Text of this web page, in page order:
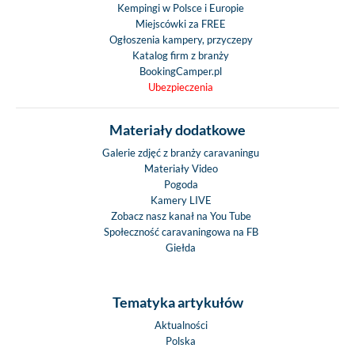
Kempingi w Polsce i Europie
Miejscówki za FREE
Ogłoszenia kampery, przyczepy
Katalog firm z branży
BookingCamper.pl
Ubezpieczenia
Materiały dodatkowe
Galerie zdjęć z branży caravaningu
Materiały Video
Pogoda
Kamery LIVE
Zobacz nasz kanał na You Tube
Społeczność caravaningowa na FB
Giełda
Tematyka artykułów
Aktualności
Polska